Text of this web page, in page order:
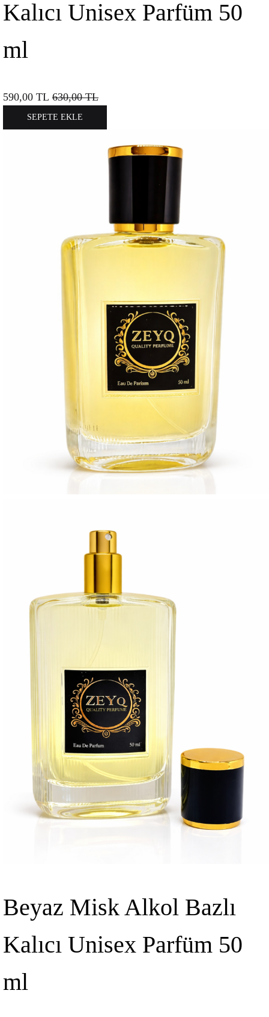
Kalıcı Unisex Parfüm 50
ml
590,00 TL 630,00TL
SEPETE EKLE
Beyaz Misk Alkol Bazlı
Kalıcı Unisex Parfüm 50
ml